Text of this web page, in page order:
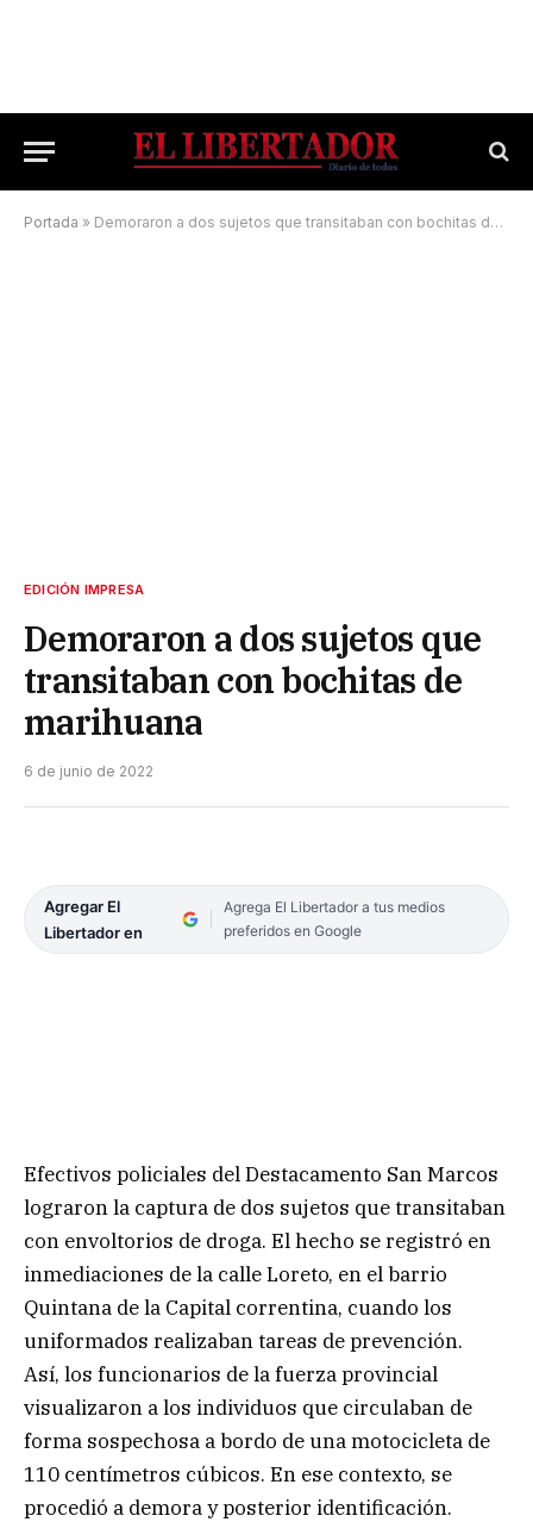
Portada » Demoraron a dos sujetos que transitaban con bochitas de marihuana
EDICIÓN IMPRESA
Demoraron a dos sujetos que
transitaban con bochitas de
marihuana
6 de junio de 2022
Agregar El
Libertador en
Agrega El Libertador a tus medios
preferidos en Google
Efectivos policiales del Destacamento San Marcos
lograron la captura de dos sujetos que transitaban
con envoltorios de droga. El hecho se registró en
inmediaciones de la calle Loreto, en el barrio
Quintana de la Capital correntina, cuando los
uniformados realizaban tareas de prevención.
Así, los funcionarios de la fuerza provincial
visualizaron a los individuos que circulaban de
forma sospechosa a bordo de una motocicleta de
110 centímetros cúbicos. En ese contexto, se
procedió a demora y posterior identificación.